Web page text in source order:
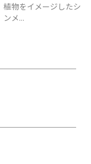
植物をイメージしたシ
ンメ...